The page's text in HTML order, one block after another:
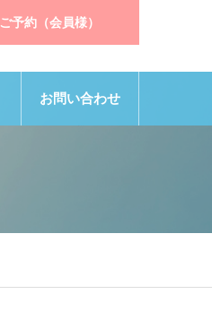
ご予約（会員様）
お問い合わせ